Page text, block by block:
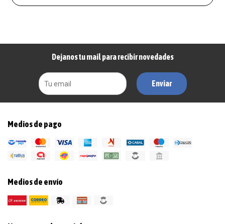
Dejanos tu mail para recibir novedades
Enviar
Medios de pago
Medios de envío